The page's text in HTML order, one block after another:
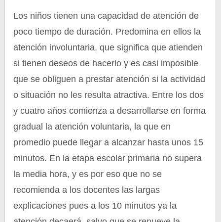
Los niños tienen una capacidad de atención de
poco tiempo de duración. Predomina en ellos la
atención involuntaria, que significa que atienden
si tienen deseos de hacerlo y es casi imposible
que se obliguen a prestar atención si la actividad
o situación no les resulta atractiva. Entre los dos
y cuatro años comienza a desarrollarse en forma
gradual la atención voluntaria, la que en
promedio puede llegar a alcanzar hasta unos 15
minutos. En la etapa escolar primaria no supera
la media hora, y es por eso que no se
recomienda a los docentes las largas
explicaciones pues a los 10 minutos ya la